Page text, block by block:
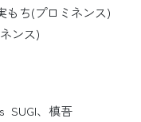
もち(プロミネンス)
ンス)
SUGI、槙吾